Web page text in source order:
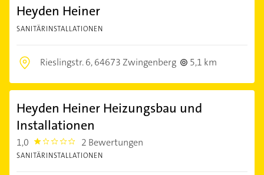
Heyden Heiner
SANITÄRINSTALLATIONEN
Rieslingstr. 6,64673 Zwingenberg 5,1 km
Heyden Heiner Heizungsbau und
Installationen
1,0 1.0 2 Bewertungen
SANITÄRINSTALLATIONEN